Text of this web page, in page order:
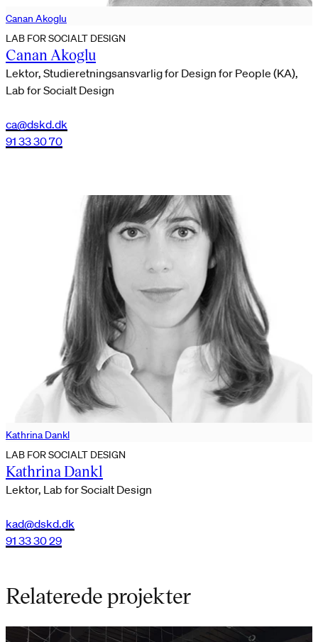
Canan Akoglu
LAB FOR SOCIALT DESIGN
Canan Akoglu
Lektor, Studieretningsansvarlig for Design for People (KA),
Lab for Socialt Design
ca@dskd.dk
91 33 30 70
Kathrina Dankl
LAB FOR SOCIALT DESIGN
Kathrina Dankl
Lektor, Lab for Socialt Design
kad@dskd.dk
91 33 30 29
Relaterede projekter